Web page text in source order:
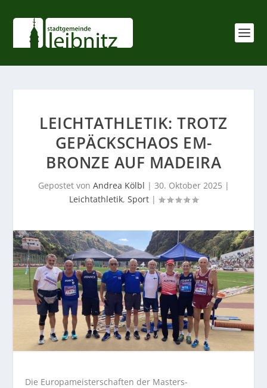
LEICHTATHLETIK: TROTZ
GEPÄCKSCHAOS EM-
BRONZE AUF MADEIRA
Gepostet von Andrea Kölbl | 30. Oktober 2025 |
Leichtathletik, Sport |
Die Europameisterschaften der Masters-